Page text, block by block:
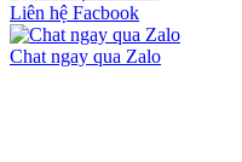
Liên hệ Facbook
Chat ngay qua Zalo